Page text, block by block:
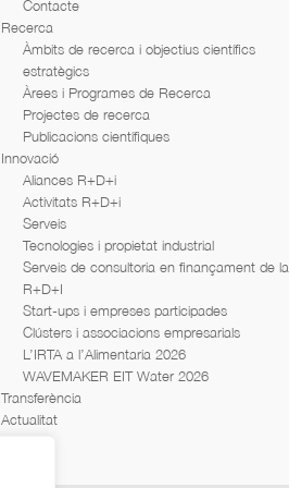
Contacte
Recerca
Àmbits de recerca i objectius científics
estratègics
Àrees i Programes de Recerca
Projectes de recerca
Publicacions científiques
Innovació
Aliances R+D+i
Activitats R+D+i
Serveis
Tecnologies i propietat industrial
Serveis de consultoria en finançament de la
R+D+I
Start-ups i empreses participades
Clústers i associacions empresarials
L’IRTA a l’Alimentaria 2026
WAVEMAKER EIT Water 2026
Transferència
Actualitat